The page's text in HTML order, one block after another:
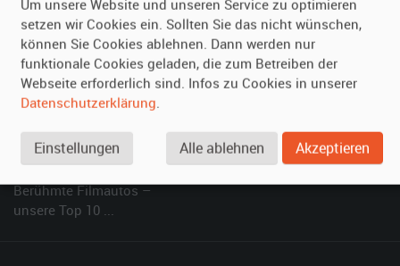
Vermieten
Oldtimer anmelden
Fotos senden
Fragen für Vermieter
Hilfe
Häufige Fragen (FAQ)
So funktioniert's
SPECIAL
Berühmte Filmautos –
unsere Top 10 ...
Um unsere Website und unseren Service zu optimieren
setzen wir Cookies ein. Sollten Sie das nicht wünschen,
können Sie Cookies ablehnen. Dann werden nur
funktionale Cookies geladen, die zum Betreiben der
Webseite erforderlich sind. Infos zu Cookies in unserer
Datenschutzerklärung.
Einstellungen Alle ablehnen Akzeptieren